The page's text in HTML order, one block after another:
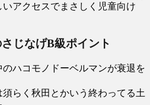
アクセスでまさしく児童向け
じなげB級ポイント
ハコモノドーベルマンが衰退を
らく秋田とかいう終わってる土